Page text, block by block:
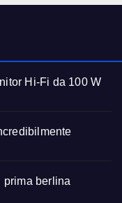
Hi-Fi da 100 W
prima berlina